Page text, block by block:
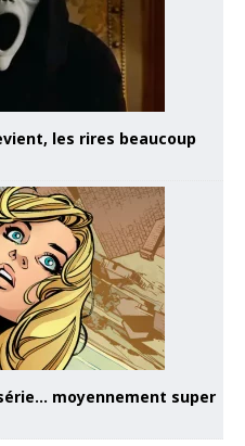
les rires beaucoup
moyennement super